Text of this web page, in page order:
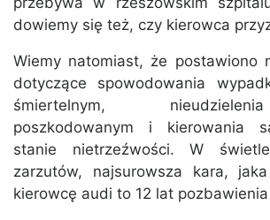
dowiemy się też, czy kierowca
Wiemy natomiast, że postawiono
dotyczące spowodowania
śmiertelnym,
poszkodowanym i kierowania
stanie nietrzeźwości. W
zarzutów, najsurowsza kara,
kierowcę audi to 12 lat